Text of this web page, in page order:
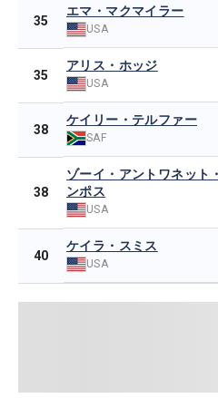
35
エマ・マクマイラー
USA
35
アリス・ホッジ
USA
38
ケイリー・テルファー
SAF
38
ゾーイ・アントワネット
ンポス
USA
40
ケイラ・スミス
USA